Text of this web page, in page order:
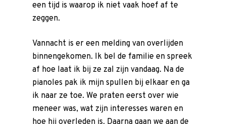
een tijd is waarop ik niet vaak hoef af te
zeggen.
Vannacht is er een melding van overlijden
binnengekomen. Ik bel de familie en spreek
af hoe laat ik bij ze zal zijn vandaag. Na de
pianoles pak ik mijn spullen bij elkaar en ga
ik naar ze toe. We praten eerst over wie
meneer was, wat zijn interesses waren en
hoe hij overleden is. Daarna gaan we aan de